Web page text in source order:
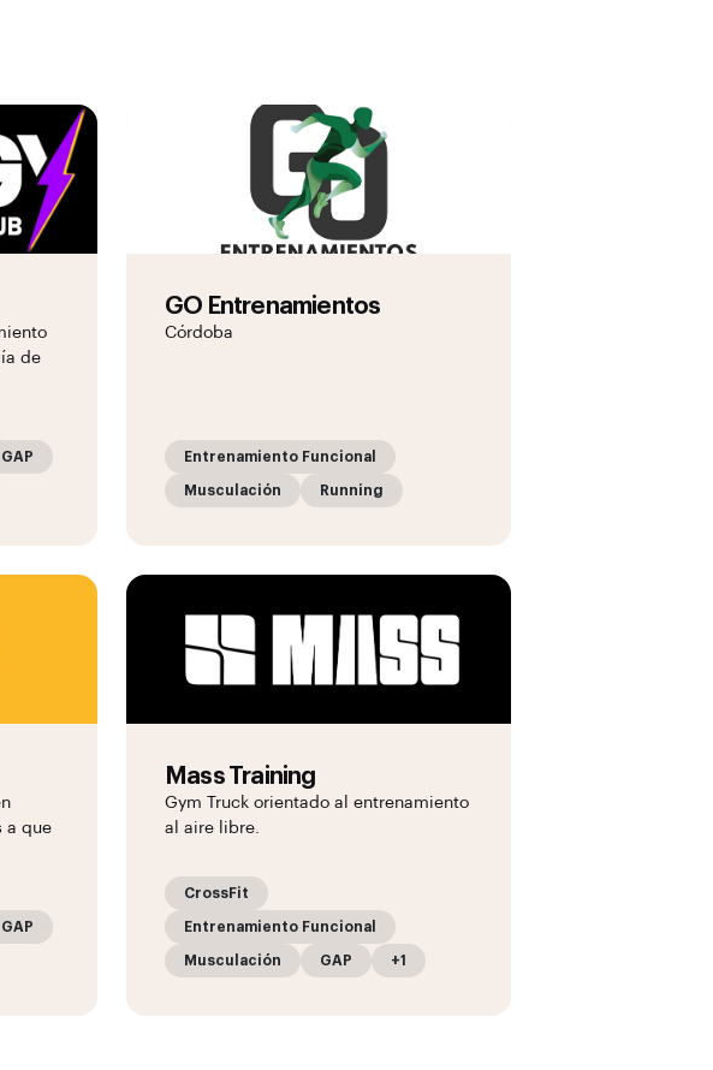
de
GAP
GO Entrenamientos
Córdoba
Entrenamiento Funcional
Musculación Running
a que
GAP
Mass Training
Gym Truck orientado al entrenamiento
al aire libre.
CrossFit
Entrenamiento Funcional
Musculación GAP +1